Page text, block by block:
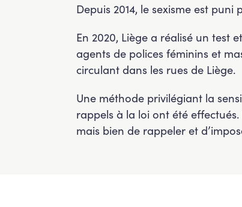
Depuis 2014, le sexisme est
En 2020, Liège a réalisé un test
agents de polices féminins et
circulant dans les rues de Liège.
Une méthode privilégiant la
rappels à la loi ont été
mais bien de rappeler et